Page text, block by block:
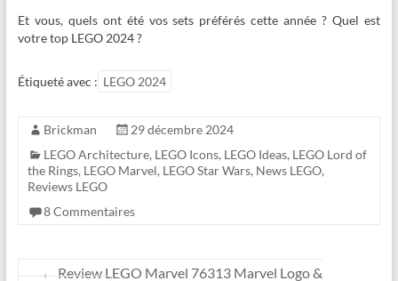
Et vous, quels ont été vos sets préférés cette année ? Quel est
votre top LEGO 2024 ?
Étiqueté avec : LEGO 2024
Brickman
29 décembre 2024
LEGO Architecture, LEGO Icons, LEGO Ideas, LEGO Lord of
the Rings, LEGO Marvel, LEGO Star Wars, News LEGO,
Reviews LEGO
8 Commentaires
←
Review LEGO Marvel 76313 Marvel Logo &